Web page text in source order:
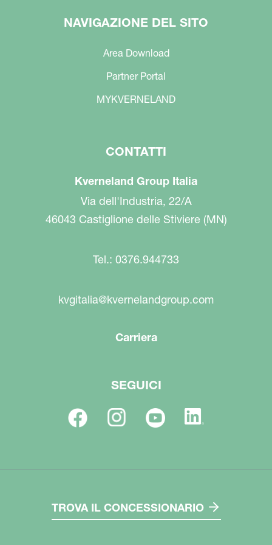
NAVIGAZIONE DEL SITO
Area Download
Partner Portal
MYKVERNELAND
CONTATTI
Kverneland Group Italia
Via dell'Industria, 22/A
46043 Castiglione delle Stiviere (MN)
Tel.: 0376.944733
kvgitalia@kvernelandgroup.com
Carriera
SEGUICI
TROVA IL CONCESSIONARIO